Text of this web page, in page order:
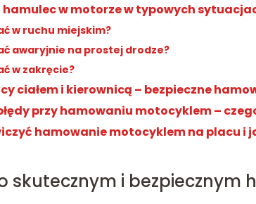
w motorze w typowych
w ruchu miejskim?
awaryjnie na prostej drodze?
w zakręcie?
ciałem i kierownicą – bezpieczne
przy hamowaniu motocyklem –
hamowanie motocyklem na placu i
skutecznym i